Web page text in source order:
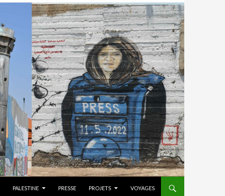
PALESTINE PRESSE PROJETS VOYAGES